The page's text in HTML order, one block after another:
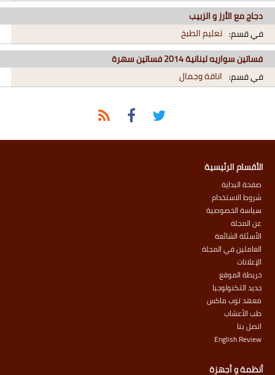
دجاج مع الأرز و الزبيب
في قسم: تعليم الطبخ
فساتين سواريه لبنانية 2014 فساتين سهرة
في قسم: اناقة وجمال
الأقسام الرئيسية
صفحة البداية
شروط الاستخدام
سياسة الخصوصية
عن المجلة
الأسئلة الشائعة
العاملين في المجلة
الإعلانات
خريطة الموقع
جديد التكنولوجيا
معهد توب ماكس
طب الأعشاب
اتصل بنا
English Review
أنظمة و أجهزة